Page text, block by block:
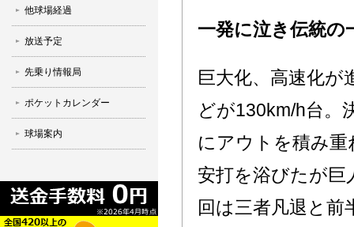
他球場経過
放送予定
先乗り情報局
ポケットカレンダー
球場案内
一発に泣き伝統の
巨大化、高速化
どが130km/h台。
にアウトを積み
安打を浴びたが巨
回は三者凡退と